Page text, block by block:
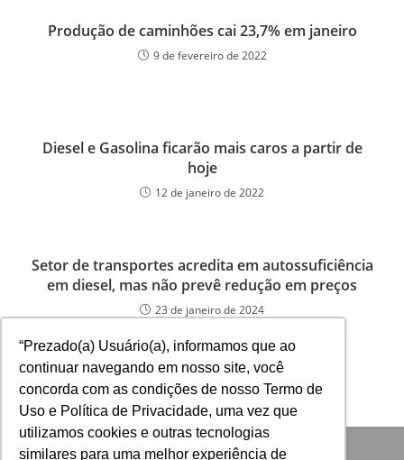
“Prezado(a) Usuário(a), informamos que ao
continuar navegando em nosso site, você
concorda com as condições de nosso Termo de
Uso e Política de Privacidade, uma vez que
utilizamos cookies e outras tecnologias
similares para uma melhor experiência de
Produção de caminhões cai 23,7% em janeiro
9 de fevereiro de 2022
Diesel e Gasolina ficarão mais caros a partir de
hoje
12 de janeiro de 2022
Setor de transportes acredita em autossuficiência
em diesel, mas não prevê redução em preços
23 de janeiro de 2024